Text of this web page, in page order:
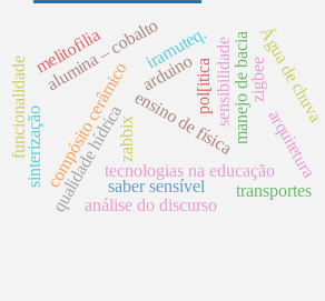
ensino de física
qualidade hídrica
manejo de bacia
tecnologias na educação
compósito cerâmico
alumina – cobalto
sinterização
zigbee
zabbix
pol[itica Água de chuva
saber sensível
sensibilidade
análise do discurso
transportes
iramuteq.
melitofilia
arquitetura
funcionalidade arduino